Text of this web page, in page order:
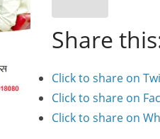
Share
Click to share on
Click to share on
Click to share on